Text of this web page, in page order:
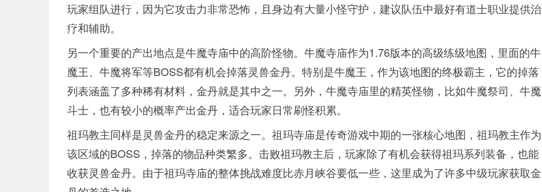
玩家组队进行，因为它攻击力非常恐怖，且身边有大量小怪守护，建议队伍中最好有道士职业提供治
疗和辅助。
另一个重要的产出地点是牛魔寺庙中的高阶怪物。牛魔寺庙作为1.76版本的高级练级地图，里面的牛
魔王、牛魔将军等BOSS都有机会掉落灵兽金丹。特别是牛魔王，作为该地图的终极霸主，它的掉落
列表涵盖了多种稀有材料，金丹就是其中之一。另外，牛魔寺庙里的精英怪物，比如牛魔祭司、牛魔
斗士，也有较小的概率产出金丹，适合玩家日常刷怪积累。
祖玛教主同样是灵兽金丹的稳定来源之一。祖玛寺庙是传奇游戏中期的一张核心地图，祖玛教主作为
该区域的BOSS，掉落的物品种类繁多。击败祖玛教主后，玩家除了有机会获得祖玛系列装备，也能
收获灵兽金丹。由于祖玛寺庙的整体挑战难度比赤月峡谷要低一些，这里成为了许多中级玩家获取金